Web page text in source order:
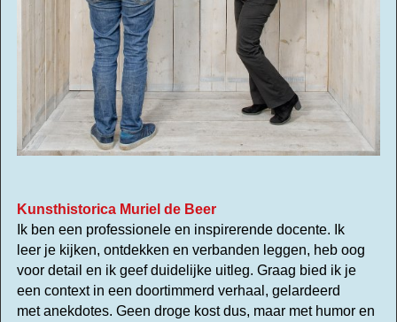
Kunsthistorica Muriel de Beer
Ik ben een professionele en inspirerende docente.
Ik
leerje kijken, ontdekken en verbanden leggen, heb oog
voor detail en ik geef duidelijke uitleg. Graag bied ik je
een context in een doortimmerd verhaal, gelardeerd
met anekdotes. Geen droge kost dus, maar met humor en